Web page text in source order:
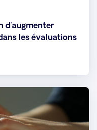
d'augmenter
les évaluations